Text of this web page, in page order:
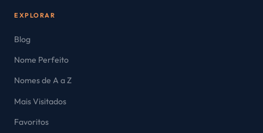
EXPLORAR
Blog
Nome Perfeito
Nomes de A a Z
Mais Visitados
Favoritos